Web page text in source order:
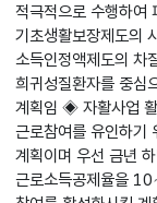
적극적으로 수행하여
기초생활보장제도의
소득인정액제도의 차
희귀성질환자를 중심
계획임 ◈ 자활사업
근로참여를 유인하기
계획이며 우선 금년
근로소득공제율을